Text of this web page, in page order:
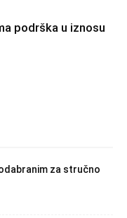
podrška u iznosu
za stručno